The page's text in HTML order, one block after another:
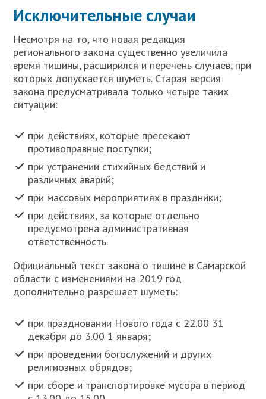
Исключительные случаи
Несмотря на то, что новая редакция
регионального закона существенно увеличила
время тишины, расширился и перечень случаев, при
которых допускается шуметь. Старая версия
закона предусматривала только четыре таких
ситуации:
при действиях, которые пресекают
противоправные поступки;
при устранении стихийных бедствий и
различных аварий;
при массовых мероприятиях в праздники;
при действиях, за которые отдельно
предусмотрена административная
ответственность.
Официальный текст закона о тишине в Самарской
области с изменениями на 2019 год
дополнительно разрешает шуметь:
при праздновании Нового года с 22.00 31
декабря до 3.00 1 января;
при проведении богослужений и других
религиозных обрядов;
при сборе и транспортировке мусора в период